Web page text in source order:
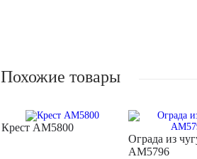
Похожие товары
Крест AM5800
Ограда из
AM5796